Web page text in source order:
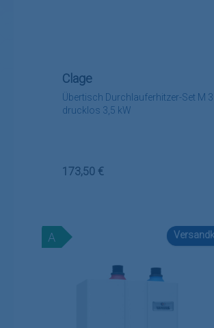
Übertisch Durchlauferhitzer-Set M
drucklos 3,5 kW
Clage
Regulärer Preis:
173,50 €
A